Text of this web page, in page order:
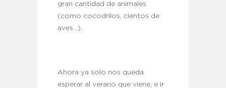
gran cantidad de animales
(como cocodrilos, cientos de
aves…).
Ahora ya solo nos queda
esperar al verano que viene, e ir